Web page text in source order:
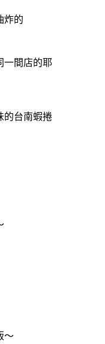
炸的
一間店的耶
的台南蝦捲
～